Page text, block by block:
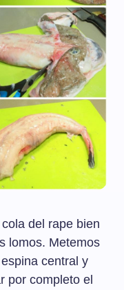
del rape bien
lomos. Metemos
central y
por completo el